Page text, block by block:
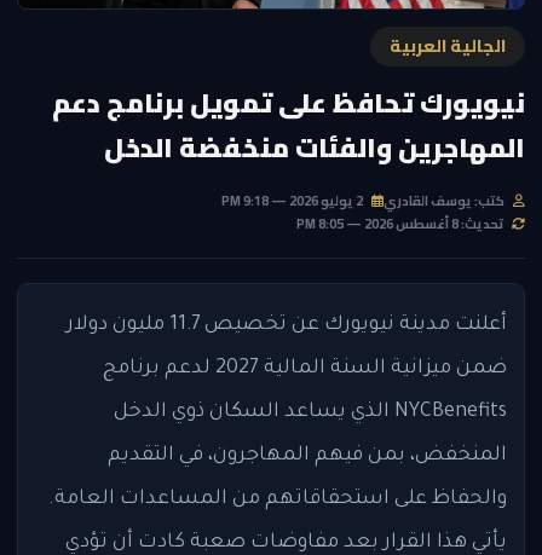
الجالية العربية
نيويورك تحافظ على تمويل برنامج دعم
المهاجرين والفئات منخفضة الدخل
كتب: يوسف القادري
تحديث: 8 أغسطس 2026 — 8:05 PM
أعلنت مدينة نيويورك عن تخصيص 11.7 مليون دولار
ضمن ميزانية السنة المالية 2027 لدعم برنامج
NYCBenefits الذي يساعد السكان ذوي الدخل
المنخفض، بمن فيهم المهاجرون، في التقديم
والحفاظ على استحقاقاتهم من المساعدات العامة.
يأتي هذا القرار بعد مفاوضات صعبة كادت أن تؤدي